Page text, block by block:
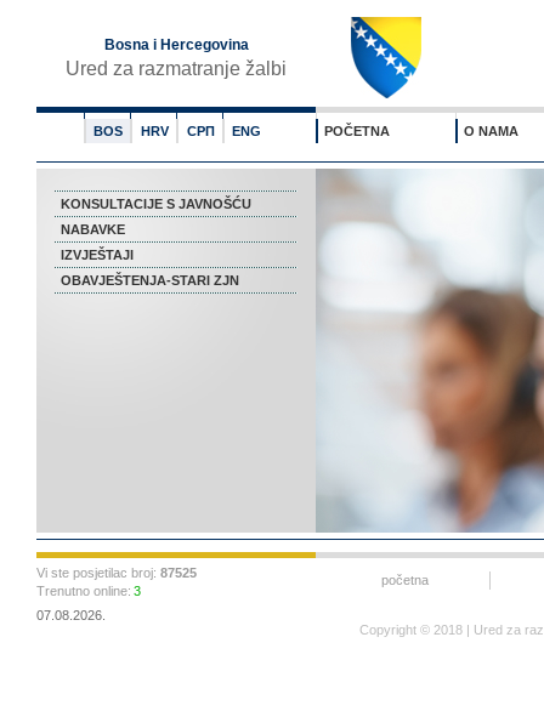
Bosna i Hercegovina
Ured za razmatranje žalbi
BOS HRV СРП ENG POČETNA O NAMA
KONSULTACIJE S JAVNOŠĆU
NABAVKE
IZVJEŠTAJI
OBAVJEŠTENJA-STARI ZJN
Vi ste posjetilac broj: 87525
Trenutno online: 3
07.08.2026.
početna
Copyright © 2018 | Ured za